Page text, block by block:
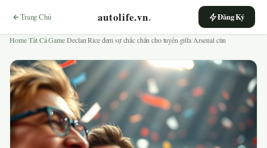
Trang Chủ autolife.vn. Đăng Ký
Home›Tất Cả Game›Declan Rice đem sự chắc chắn cho tuyến giữa Arsenal cùn